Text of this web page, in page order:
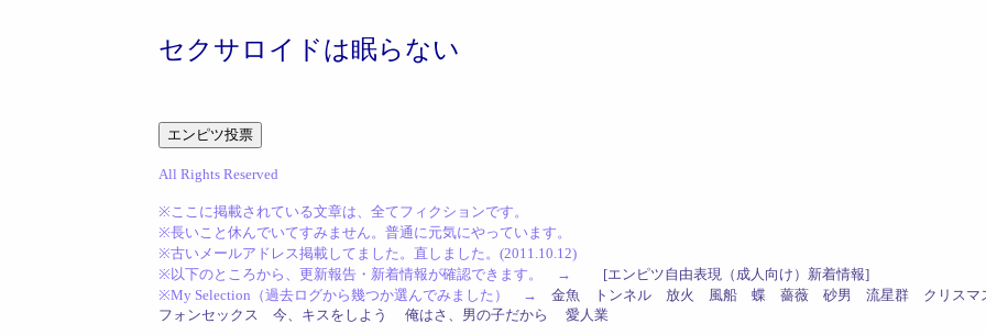
セクサロイドは眠らない
All Rights Reserved
※ここに掲載されている文章は、全てフィクションです。
※長いこと休んでいてすみません。普通に元気にやっています。
※古いメールアドレス掲載してました。直しました。(2011.10.12)
※以下のところから、更新報告・新着情報が確認できます。 → [エンピツ自由表現（成人向け）新着情報]
※My Selection（過去ログから幾つか選んでみました） → 金魚 トンネル 放火 風船 蝶 薔薇 砂男 流星群 クリスマ
フォンセックス
今、キスをしよう 俺はさ、男の子だから 愛人業